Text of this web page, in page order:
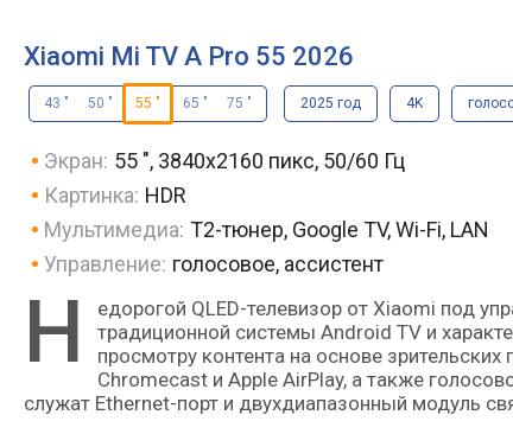
Xiaomi Mi TV A Pro 55 2026
43 " 50 " 55 " 65 " 75 " 2025 год 4K
Экран: 55 ", 3840x2160 пикс, 50/60 Гц
Картинка: HDR
Мультимедиа: T2-тюнер, Google TV, Wi-Fi, LAN
Управление: голосовое, ассистент
Н
едорогой QLED-телевизор от Xiaomi под управлением Google TV. Данная надстройка установлена поверх
традиционной системы Android TV и
просмотру контента на основе
Chromecast и Apple AirPlay, а также
служат Ethernet-порт и двухдиапазонный модуль